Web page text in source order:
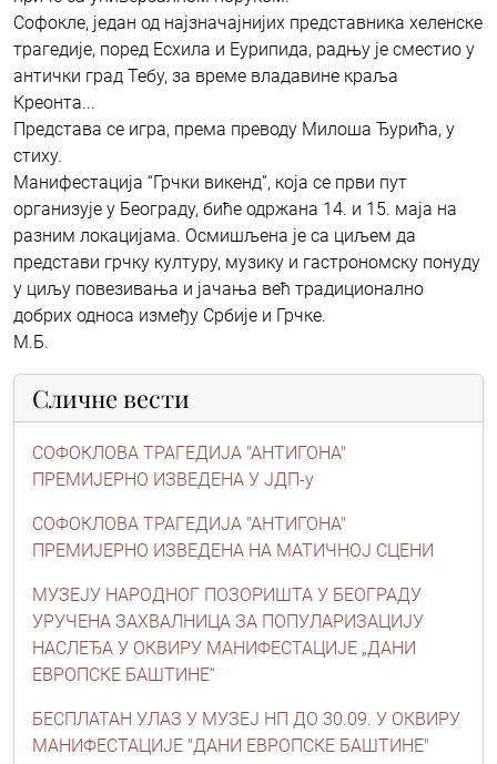
Софокле, један од најзначајнијих представника хеленске
трагедије, поред Есхила и Еурипида, радњу је сместио у
антички град Тебу, за време владавине краља
Креонта...
Представа се игра, према преводу Милоша Ђурића, у
стиху.
Манифестација “Грчки викенд”, која се први пут
организује у Београду, биће одржана 14. и 15. маја на
разним локацијама. Осмишљена је са циљем да
представи грчку културу, музику и гастрономску понуду
у циљу повезивања и јачања већ традиционално
добрих односа између Србије и Грчке.
М.Б.
Сличне вести
СОФОКЛОВА ТРАГЕДИЈА "АНТИГОНА"
ПРЕМИЈЕРНО ИЗВЕДЕНА У ЈДП-у
СОФОКЛОВА ТРАГЕДИЈА "АНТИГОНА"
ПРЕМИЈЕРНО ИЗВЕДЕНА НА МАТИЧНОЈ СЦЕНИ
МУЗЕЈУ НАРОДНОГ ПОЗОРИШТА У БЕОГРАДУ
УРУЧЕНА ЗАХВАЛНИЦА ЗА ПОПУЛАРИЗАЦИЈУ
НАСЛЕЂА У ОКВИРУ МАНИФЕСТАЦИЈЕ „ДАНИ
ЕВРОПСКЕ БАШТИНЕ“
БЕСПЛАТАН УЛАЗ У МУЗЕЈ НП ДО 30.09. У ОКВИРУ
МАНИФЕСТАЦИЈЕ "ДАНИ ЕВРОПСКЕ БАШТИНЕ"